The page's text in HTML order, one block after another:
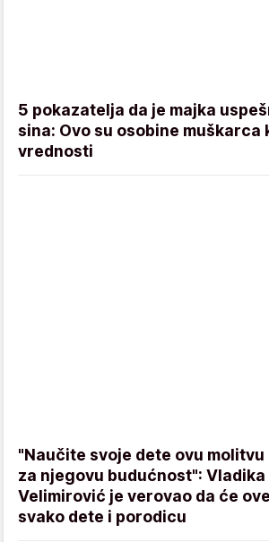
5 pokazatelja da je majka
sina: Ovo su osobine muškarca
vrednosti
"Naučite svoje dete ovu molitvu
za njegovu budućnost": Vladika
Velimirović je verovao da će
svako dete i porodicu